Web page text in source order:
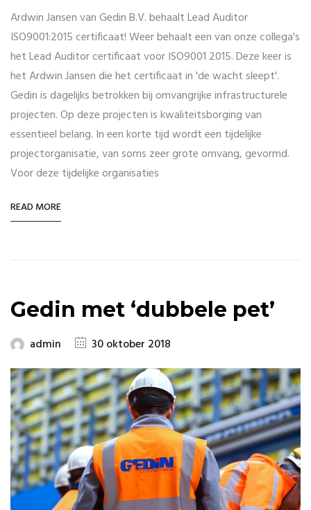
Ardwin Jansen van Gedin B.V. behaalt Lead Auditor
ISO9001:2015 certificaat! Weer behaalt een van onze collega's
het Lead Auditor certificaat voor ISO9001 2015. Deze keer is
het Ardwin Jansen die het certificaat in 'de wacht sleept'.
Gedin is dagelijks betrokken bij omvangrijke infrastructurele
projecten. Op deze projecten is kwaliteitsborging van
essentieel belang. In een korte tijd wordt een tijdelijke
projectorganisatie, van soms zeer grote omvang, gevormd.
Voor deze tijdelijke organisaties
READ MORE
Gedin met ‘dubbele pet’
admin 30 oktober 2018